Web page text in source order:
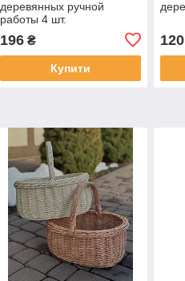
деревянных ручной
работы 4 шт.
196₴
Купити
120